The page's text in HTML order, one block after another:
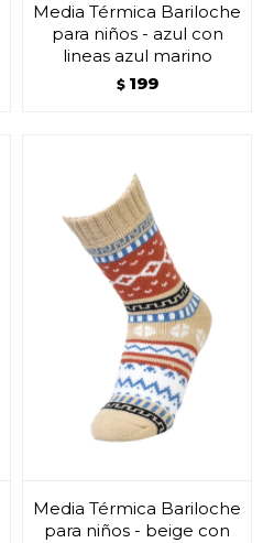
Media Térmica Bariloche
para niños - azul con
lineas azul marino
$ 199
Media Térmica Bariloche
para niños - beige con